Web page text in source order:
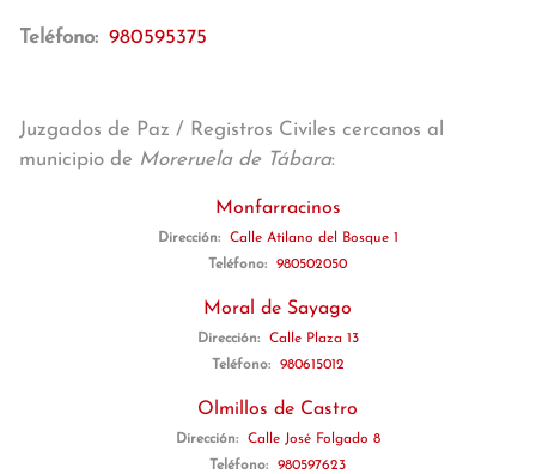
Teléfono: 980595375
Juzgados de Paz / Registros Civiles cercanos al
municipio de Moreruela de Tábara:
Monfarracinos
Dirección:
Calle Atilano del Bosque 1
Teléfono:
980502050
Moral de Sayago
Dirección:
Calle Plaza 13
Teléfono:
980615012
Olmillos de Castro
Dirección:
Calle José Folgado 8
Teléfono:
980597623